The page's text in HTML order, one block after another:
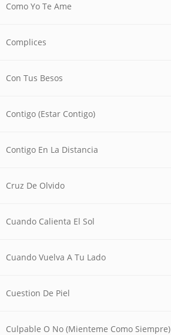
Como Yo Te Ame
Complices
Con Tus Besos
Contigo (Estar Contigo)
Contigo En La Distancia
Cruz De Olvido
Cuando Calienta El Sol
Cuando Vuelva A Tu Lado
Cuestion De Piel
Culpable O No (Mienteme Como Siempre)